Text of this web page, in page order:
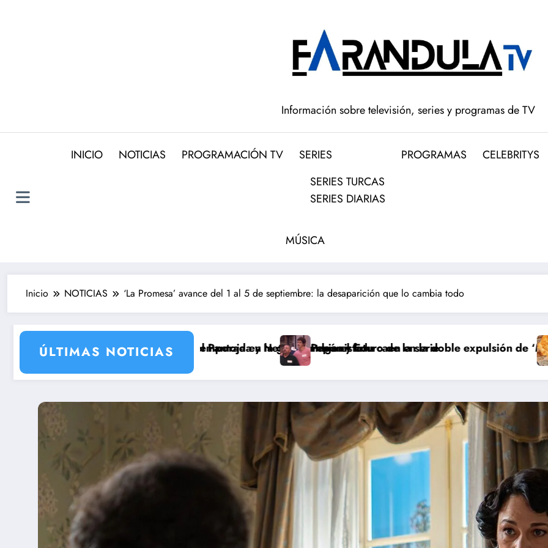
Información sobre televisión, series y programas de TV
INICIO NOTICIAS PROGRAMACIÓN TV
SERIES
SERIES TURCAS
SERIES DIARIAS
PROGRAMAS CELEBRITYS
MÚSICA
Inicio NOTICIAS ‘La Promesa’ avance del 1 al 5 de septiembre: la desaparición que lo cambia todo
ÚLTIMAS NOTICIAS
Isabel Pantoja en la gran antagonista
temporada y Netflix cambia el futuro de la serie
Pepón y Edu caen en la doble expulsión de ‘Maestros de la Costura Celebrity
Avance ‘EN TIERRA